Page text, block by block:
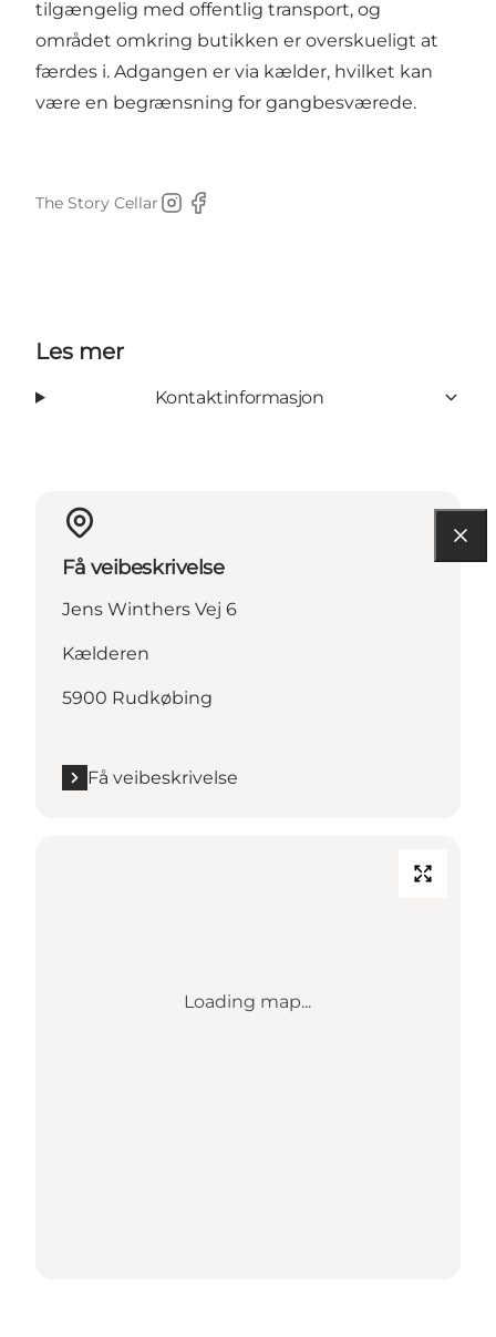
tilgængelig med offentlig transport, og
området omkring butikken er overskueligt at
færdes i. Adgangen er via kælder, hvilket kan
være en begrænsning for gangbesværede.
The Story Cellar
Instagram
Facebook
Les mer
Kontaktinformasjon
Få veibeskrivelse
Jens Winthers Vej 6
Kælderen
5900 Rudkøbing
Få veibeskrivelse
Loading map...